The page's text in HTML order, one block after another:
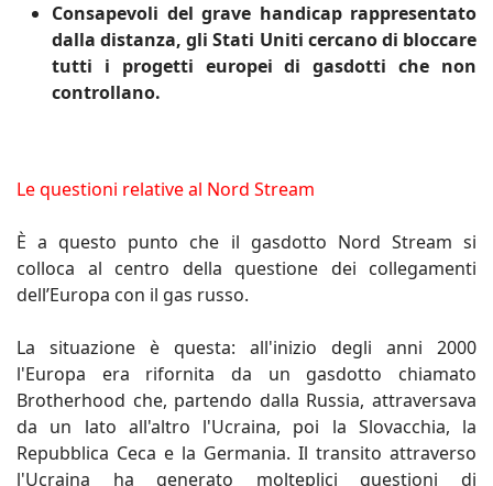
Consapevoli del grave handicap rappresentato
dalla distanza, gli Stati Uniti cercano di bloccare
tutti i progetti europei di gasdotti che non
controllano.
Le questioni relative al Nord Stream
È a questo punto che il gasdotto Nord Stream si
colloca al centro della questione dei collegamenti
dell’Europa con il gas russo.
La situazione è questa: all'inizio degli anni 2000
l'Europa era rifornita da un gasdotto chiamato
Brotherhood che, partendo dalla Russia, attraversava
da un lato all'altro l'Ucraina, poi la Slovacchia, la
Repubblica Ceca e la Germania. Il transito attraverso
l'Ucraina ha generato molteplici questioni di